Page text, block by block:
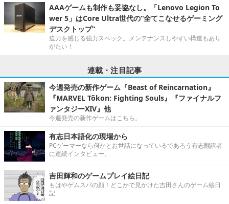
AAAゲームも制作も妥協なし。「Lenovo Legion To
wer 5」はCore Ultra世代の“全てこなせるゲーミング
デスクトップ”
迫力を感じる強力スペック。メンテナンスしやすい構造もあり
がたい！
連載・注目記事
今週発売の新作ゲーム『Beast of Reincarnation』
『MARVEL Tōkon: Fighting Souls』『ファイナルフ
ァンタジーXIV』他
今週発売の新作ゲームはこちら。
有志日本語化の現場から
PCゲーマーなら何かとお世話になっているであろう有志翻訳者
に連続インタビュー。
吉田輝和のゲームプレイ絵日記
もはやゲムスパの顔！どこかで見かけた吉田さんのゲーム絵日
記